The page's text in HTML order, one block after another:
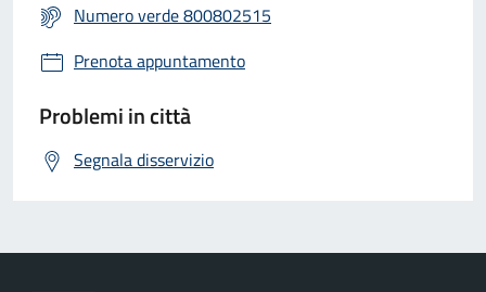
Numero verde 800802515
Prenota appuntamento
Problemi in città
Segnala disservizio